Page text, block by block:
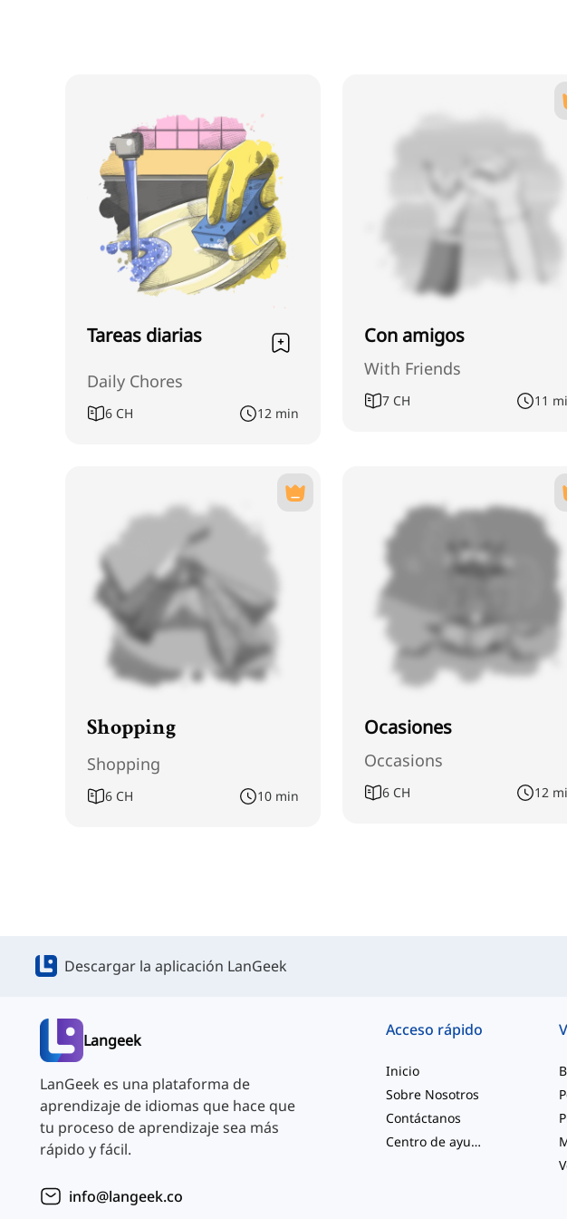
Tareas diarias
Daily Chores
6 CH 12 min
Con amigos
With Friends
7 CH 11
Shopping
Shopping
6 CH 10 min
Ocasiones
Occasions
6 CH 12
Descargar la aplicación LanGeek
Langeek
LanGeek es una plataforma de
aprendizaje de idiomas que hace que
tu proceso de aprendizaje sea más
rápido y fácil.
info@langeek.co
Acceso rápido
Inicio
Sobre Nosotros
Contáctanos
Centro de ayuda